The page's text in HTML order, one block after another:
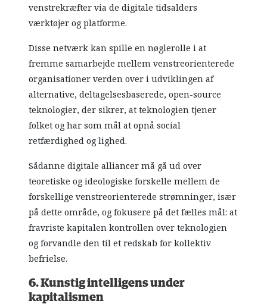
venstrekræfter via de digitale tidsalders
værktøjer og platforme.
Disse netværk kan spille en nøglerolle i at
fremme samarbejde mellem venstreorienterede
organisationer verden over i udviklingen af
alternative, deltagelsesbaserede, open-source
teknologier, der sikrer, at teknologien tjener
folket og har som mål at opnå social
retfærdighed og lighed.
Sådanne digitale alliancer må gå ud over
teoretiske og ideologiske forskelle mellem de
forskellige venstreorienterede strømninger, især
på dette område, og fokusere på det fælles mål: at
fravriste kapitalen kontrollen over teknologien
og forvandle den til et redskab for kollektiv
befrielse.
6. Kunstig intelligens under
kapitalismen